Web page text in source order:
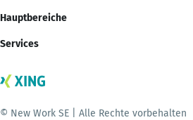
Hauptbereiche
Services
© New Work SE | Alle Rechte vorbehalten